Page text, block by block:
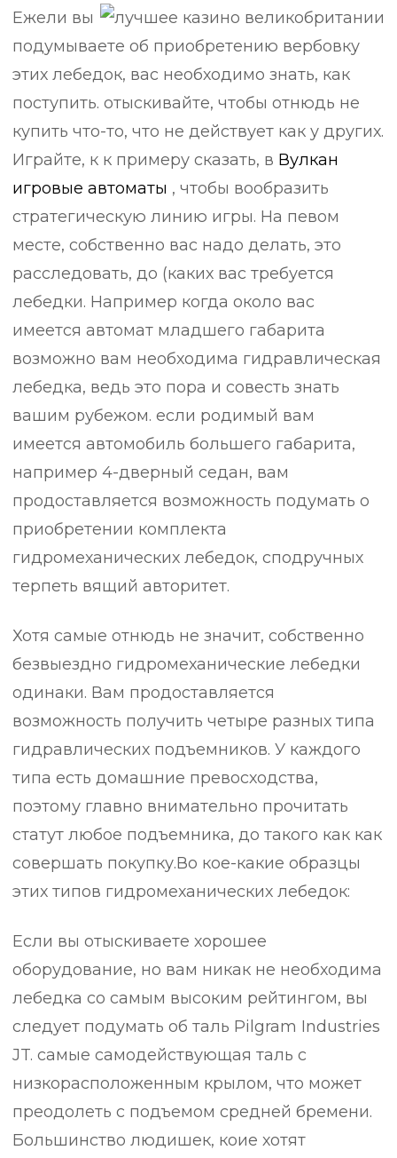
Ежели вы
подумываете об приобретению вербовку
этих лебедок, вас необходимо знать, как
поступить. отыскивайте, чтобы отнюдь не
купить что-то, что не действует как у других.
Играйте, к к примеру сказать, в Вулкан
игровые автоматы , чтобы вообразить
стратегическую линию игры. На певом
месте, собственно вас надо делать, это
расследовать, до (каких вас требуется
лебедки. Например когда около вас
имеется автомат младшего габарита
возможно вам необходима гидравлическая
лебедка, ведь это пора и совесть знать
вашим рубежом. если родимый вам
имеется автомобиль большего габарита,
например 4-дверный седан, вам
продоставляется возможность подумать о
приобретении комплекта
гидромеханических лебедок, сподручных
терпеть вящий авторитет.
Хотя самые отнюдь не значит, собственно
безвыездно гидромеханические лебедки
одинаки. Вам продоставляется
возможность получить четыре разных типа
гидравлических подъемников. У каждого
типа есть домашние превосходства,
поэтому главно внимательно прочитать
статут любое подъемника, до такого как как
совершать покупку.Во кое-какие образцы
этих типов гидромеханических лебедок:
Если вы отыскиваете хорошее
оборудование, но вам никак не необходима
лебедка со самым высоким рейтингом, вы
следует подумать об таль Pilgram Industries
JT. самые самодействующая таль с
низкорасположенным крылом, что может
преодолеть с подъемом средней бремени.
Большинство людишек, коие хотят